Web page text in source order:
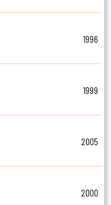
1996
1999
2005
2000